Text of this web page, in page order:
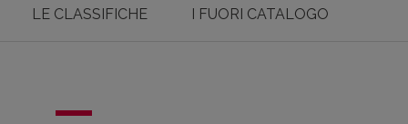
LE CLASSIFICHE I FUORI CATALOGO